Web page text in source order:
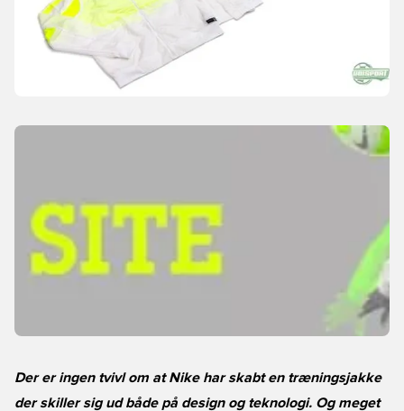
Der er ingen tvivl om at Nike har skabt en træningsjakke
der skiller sig ud både på design og teknologi. Og meget